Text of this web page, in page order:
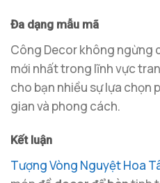
Đa dạng mẫu mã
Công Decor không ngừng
mới nhất trong lĩnh vực
cho bạn nhiều sự lựa chọn
gian và phong cách.
Kết luận
Tượng Vòng Nguyệt Hoa